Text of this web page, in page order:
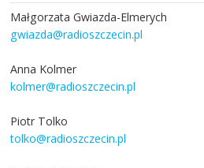
Małgorzata Gwiazda-Elmerych
gwiazda@radioszczecin.pl
Anna Kolmer
kolmer@radioszczecin.pl
Piotr Tolko
tolko@radioszczecin.pl